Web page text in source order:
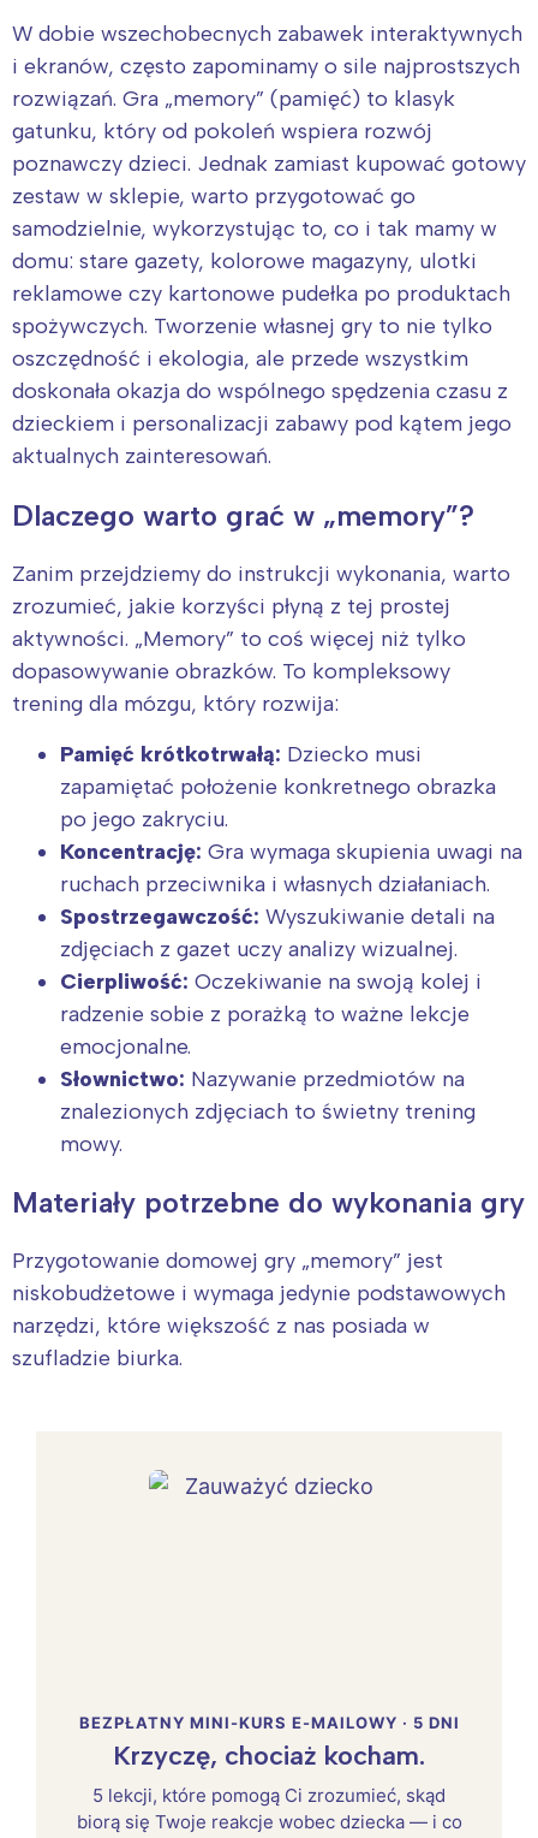
W dobie wszechobecnych zabawek interaktywnych
i ekranów, często zapominamy o sile najprostszych
rozwiązań. Gra „memory” (pamięć) to klasyk
gatunku, który od pokoleń wspiera rozwój
poznawczy dzieci. Jednak zamiast kupować gotowy
zestaw w sklepie, warto przygotować go
samodzielnie, wykorzystując to, co i tak mamy w
domu: stare gazety, kolorowe magazyny, ulotki
reklamowe czy kartonowe pudełka po produktach
spożywczych. Tworzenie własnej gry to nie tylko
oszczędność i ekologia, ale przede wszystkim
doskonała okazja do wspólnego spędzenia czasu z
dzieckiem i personalizacji zabawy pod kątem jego
aktualnych zainteresowań.
Dlaczego warto grać w „memory”?
Zanim przejdziemy do instrukcji wykonania, warto
zrozumieć, jakie korzyści płyną z tej prostej
aktywności. „Memory” to coś więcej niż tylko
dopasowywanie obrazków. To kompleksowy
trening dla mózgu, który rozwija:
Pamięć krótkotrwałą: Dziecko musi
zapamiętać położenie konkretnego obrazka
po jego zakryciu.
Koncentrację: Gra wymaga skupienia uwagi na
ruchach przeciwnika i własnych działaniach.
Spostrzegawczość: Wyszukiwanie detali na
zdjęciach z gazet uczy analizy wizualnej.
Cierpliwość: Oczekiwanie na swoją kolej i
radzenie sobie z porażką to ważne lekcje
emocjonalne.
Słownictwo: Nazywanie przedmiotów na
znalezionych zdjęciach to świetny trening
mowy.
Materiały potrzebne do wykonania gry
Przygotowanie domowej gry „memory” jest
niskobudżetowe i wymaga jedynie podstawowych
narzędzi, które większość z nas posiada w
szufladzie biurka.
BEZPŁATNY MINI-KURS E-MAILOWY · 5 DNI
Krzyczę, chociaż kocham.
5 lekcji, które pomogą Ci zrozumieć, skąd
biorą się Twoje reakcje wobec dziecka — i co